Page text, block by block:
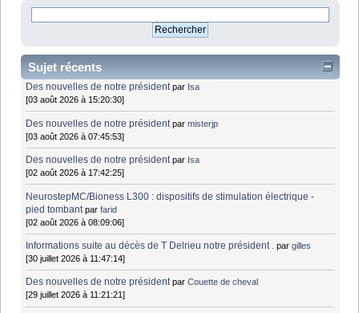
Sujet récents
Des nouvelles de notre président par Isa
[03 août 2026 à 15:20:30]
Des nouvelles de notre président parmisterjp
[03 août 2026 à 07:45:53]
Des nouvelles de notre président par Isa
[02 août 2026 à 17:42:25]
NeurostepMC/Bioness L300 : dispositifs de stimulation électrique -
pied tombant parfarid
[02 août 2026 à 08:09:06]
Informations suite au décès de T Delrieu notre président . pargilles
[30 juillet 2026 à 11:47:14]
Des nouvelles de notre président parCouette de cheval
[29 juillet 2026 à 11:21:21]